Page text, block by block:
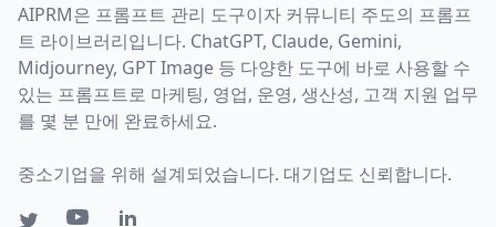
AIPRM은 프롬프트 관리 도구이자 커뮤니티 주도의 프롬프
트 라이브러리입니다. ChatGPT, Claude, Gemini,
Midjourney, GPT Image 등 다양한 도구에 바로 사용할 수
있는 프롬프트로 마케팅, 영업, 운영, 생산성, 고객 지원 업무
를 몇 분 만에 완료하세요.
중소기업을 위해 설계되었습니다. 대기업도 신뢰합니다.